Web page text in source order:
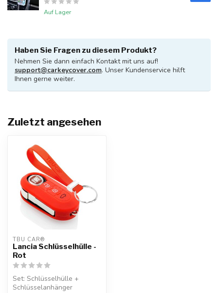
Auf Lager
Haben Sie Fragen zu diesem Produkt?
Nehmen Sie dann einfach Kontakt mit uns auf!
support@carkeycover.com. Unser Kundenservice hilft
Ihnen gerne weiter.
Zuletzt angesehen
TBU CAR®
Lancia Schlüsselhülle -
Rot
Set: Schlüsselhülle +
Schlüsselanhänger